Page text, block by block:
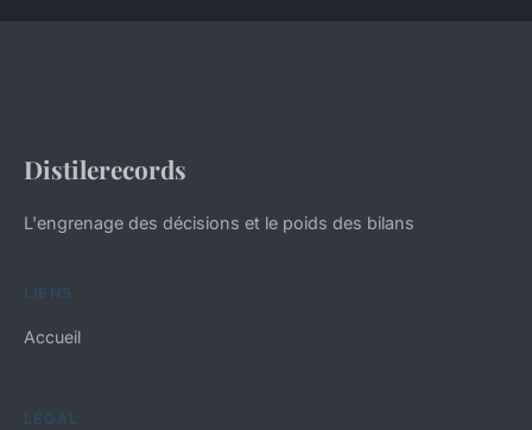
Distilerecords
L'engrenage des décisions et le poids des bilans
LIENS
Accueil
LÉGAL